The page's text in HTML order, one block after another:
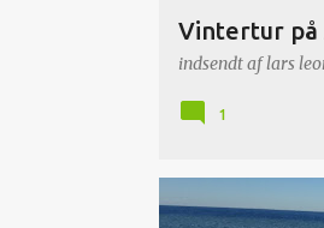
Vintertur på
indsendt aflars
1